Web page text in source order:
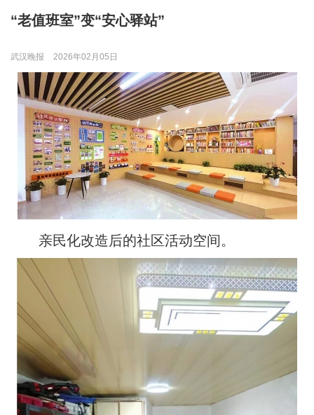
“老值班室”变“安心驿站”
武汉晚报 2026年02月05日
亲民化改造后的社区活动空间。